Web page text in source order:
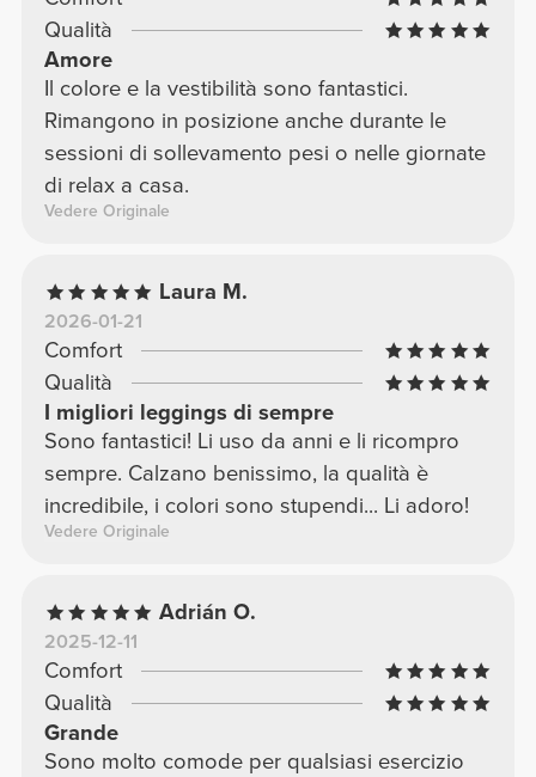
Qualità
Amore
Il colore e la vestibilità sono fantastici.
Rimangono in posizione anche durante le
sessioni di sollevamento pesi o nelle giornate
di relax a casa.
Vedere Originale
Laura M.
2026-01-21
Comfort
Qualità
I migliori leggings di sempre
Sono fantastici! Li uso da anni e li ricompro
sempre. Calzano benissimo, la qualità è
incredibile, i colori sono stupendi... Li adoro!
Vedere Originale
Adrián O.
2025-12-11
Comfort
Qualità
Grande
Sono molto comode per qualsiasi esercizio